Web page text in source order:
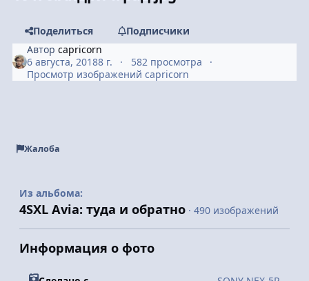
Поделиться
Подписчики
Авторcapricorn
6 августа, 20188 г.
582 просмотра
Просмотр изображений capricorn
Жалоба
Из альбома:
4SXL Avia: туда и обратно · 490 изображений
Информация о фото